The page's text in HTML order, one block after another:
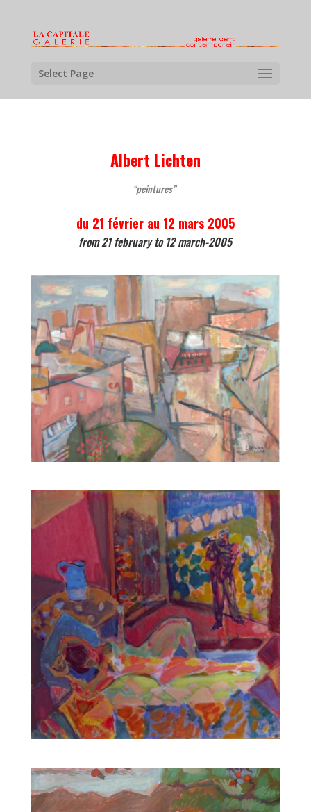
Select Page
Albert Lichten
“peintures”
du 21 février au 12 mars 2005
from 21 february to 12 march-2005